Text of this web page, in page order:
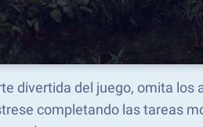
divertida del juego, omita los
completando las tareas